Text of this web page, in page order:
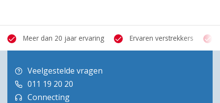
Meer dan 20 jaar ervaring Ervaren verstrekkers
Veelgestelde vragen
011 19 20 20
Connecting